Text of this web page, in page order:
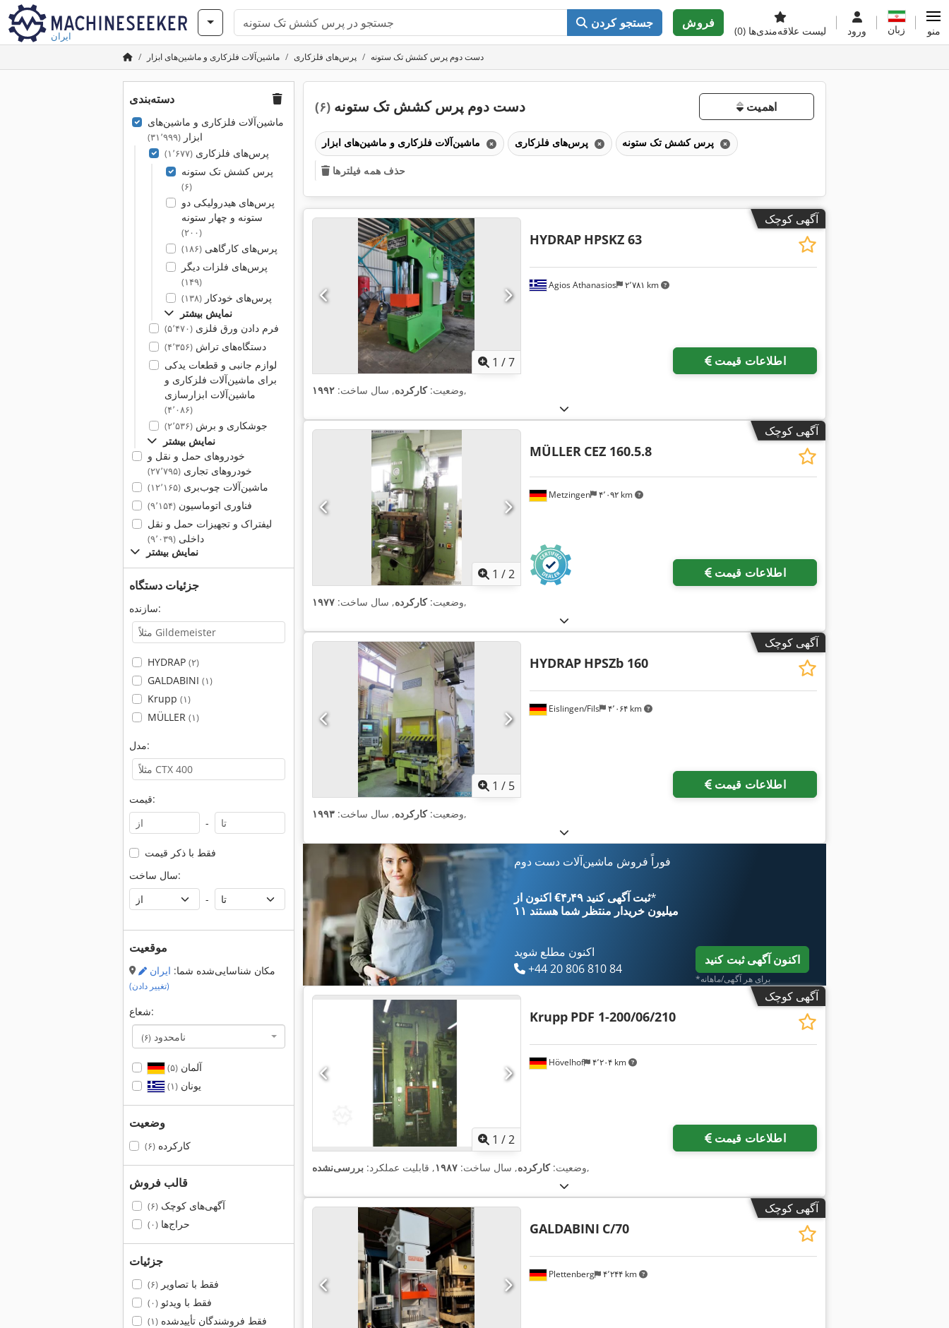
ایران
جستجو کردن فروش
لیست علاقه‌مندی‌ها (0) ورود زبان منو
ماشین‌آلات فلزکاری و ماشین‌های ابزار پرس‌های فلزکاری دست دوم پرس کشش تک ستونه
دسته‌بندی
ماشین‌آلات فلزکاری و ماشین‌های
ابزار(۳۱٬۹۹۹)
پرس‌های فلزکاری(۱٬۶۷۷)
پرس کشش تک ستونه
(۶)
پرس‌های هیدرولیکی دو
ستونه و چهار ستونه
(۲۰۰)
پرس‌های کارگاهی(۱۸۶)
پرس‌های فلزات دیگر
(۱۴۹)
پرس‌های خودکار(۱۳۸)
نمایش بیشتر
فرم دادن ورق فلزی(۵٬۴۷۰)
دستگاه‌های تراش(۴٬۳۵۶)
لوازم جانبی و قطعات یدکی
برای ماشین‌آلات فلزکاری و
ماشین‌آلات ابزارسازی
(۴٬۰۸۶)
جوشکاری و برش(۲٬۵۳۶)
نمایش بیشتر
خودروهای حمل و نقل و
خودروهای تجاری(۲۷٬۷۹۵)
ماشین‌آلات چوب‌بری(۱۲٬۱۶۵)
فناوری اتوماسیون(۹٬۱۵۴)
لیفتراک و تجهیزات حمل و نقل
داخلی(۹٬۰۳۹)
نمایش بیشتر
جزئیات دستگاه
سازنده:
HYDRAP (۲)
GALDABINI (۱)
Krupp (۱)
MÜLLER (۱)
مدل:
قیمت:
-
فقط با ذکر قیمت
سال ساخت:
-
موقعیت
مکان شناسایی‌شده شما: ایران
(تغییر دادن)
شعاع:
نامحدود (۶)
آلمان(۵)
یونان(۱)
وضعیت
کارکرده(۶)
قالب فروش
آگهی‌های کوچک(۶)
حراج‌ها(۰)
جزئیات
فقط با تصاویر(۶)
فقط با ویدئو(۰)
فقط فروشندگان تأییدشده(۱)
دست دوم پرس کشش تک ستونه (۶) اهمیت
پرس‌های فلزکاری
حذف همه فیلترها
آگهی کوچک
1 /7
Agios Athanasios ۲٬۷۸۱ km
HYDRAP HPSKZ 63
اطلاعات قیمت
وضعیت:کارکرده, سال ساخت: ۱۹۹۲ ,
آگهی کوچک
1 /2
Metzingen ۴٬۰۹۲ km
MÜLLER CEZ 160.5.8
اطلاعات قیمت
وضعیت:کارکرده, سال ساخت: ۱۹۷۷ ,
آگهی کوچک
1 / 5
Eislingen/Fils ۴٬۰۶۴ km
HYDRAP HPSZb 160
اطلاعات قیمت
وضعیت:کارکرده, سال ساخت: ۱۹۹۳ ,
فوراً فروش ماشین‌آلات دست دوم
اکنون از ‎€۴٫۴۹ ثبت آگهی کنید*
۱۱ میلیون خریدار منتظر شما هستند
اکنون مطلع شوید
+44 20 806 810 84
اکنون آگهی ثبت کنید
*برای هر آگهی/ماهانه
آگهی کوچک
1 /2
Hövelhof ۴٬۲۰۴ km
Krupp PDF 1-200/06/210
اطلاعات قیمت
وضعیت:کارکرده, سال ساخت: ۱۹۸۷, قابلیت عملکرد: بررسی‌نشده ,
آگهی کوچک
Plettenberg ۴٬۲۴۴ km
GALDABINI C/70